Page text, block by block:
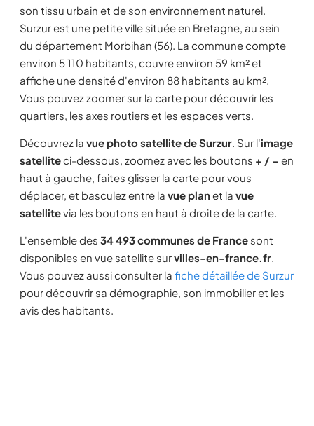
son tissu urbain et de son environnement naturel.
Surzur est une petite ville située en Bretagne, au sein
du département Morbihan (56). La commune compte
environ 5 110 habitants, couvre environ 59 km² et
affiche une densité d'environ 88 habitants au km².
Vous pouvez zoomer sur la carte pour découvrir les
quartiers, les axes routiers et les espaces verts.
Découvrez la vue photo satellite de Surzur. Sur l'image
satelliteci-dessous, zoomez avec les boutons + / − en
haut à gauche, faites glisser la carte pour vous
déplacer, et basculez entre la vue planet la vue
satellitevia les boutons en haut à droite de la carte.
L'ensemble des 34 493 communes de France sont
disponibles en vue satellite survilles-en-france.fr.
Vous pouvez aussi consulter la fiche détaillée de Surzur
pour découvrir sa démographie, son immobilier et les
avis des habitants.